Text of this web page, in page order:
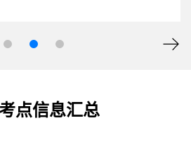
点信息汇总